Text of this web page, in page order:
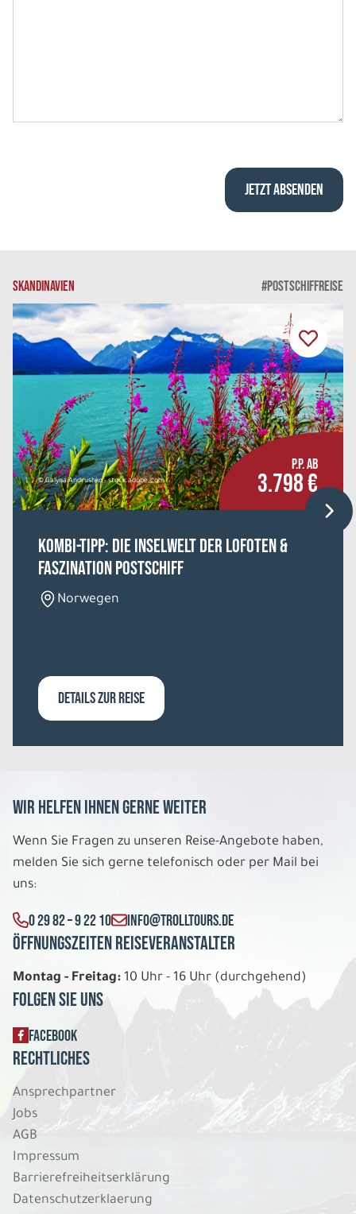
SKANDINAVIEN #POSTSCHIFFREISE
© Galyna Andrushko - stock.adobe.com
P.P. AB
3.798 €
Kombi-Tipp: Die Inselwelt der Lofoten &
Faszination Postschiff
Norwegen
DETAILS ZUR REISE
Wir helfen Ihnen gerne weiter
Wenn Sie Fragen zu unseren Reise-Angebote haben,
melden Sie sich gerne telefonisch oder per Mail bei
uns:
0 29 82 – 9 22 10 INFO@TROLLTOURS.DE
Öffnungszeiten Reiseveranstalter
Montag - Freitag: 10 Uhr - 16 Uhr (durchgehend)
Folgen Sie uns
FACEBOOK
Rechtliches
Ansprechpartner
Jobs
AGB
Impressum
Barrierefreiheitserklärung
Datenschutzerklaerung